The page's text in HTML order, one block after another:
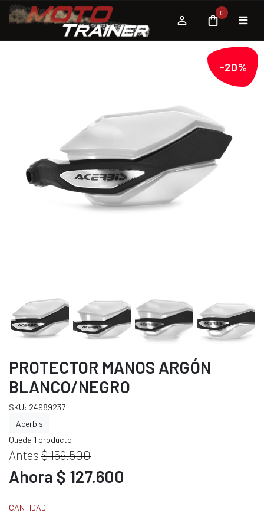
0
-20%
PROTECTOR MANOS ARGÓN
BLANCO/NEGRO
SKU: 24989237
Acerbis
Queda 1 producto
Antes $ 159.500
Ahora $ 127.600
CANTIDAD